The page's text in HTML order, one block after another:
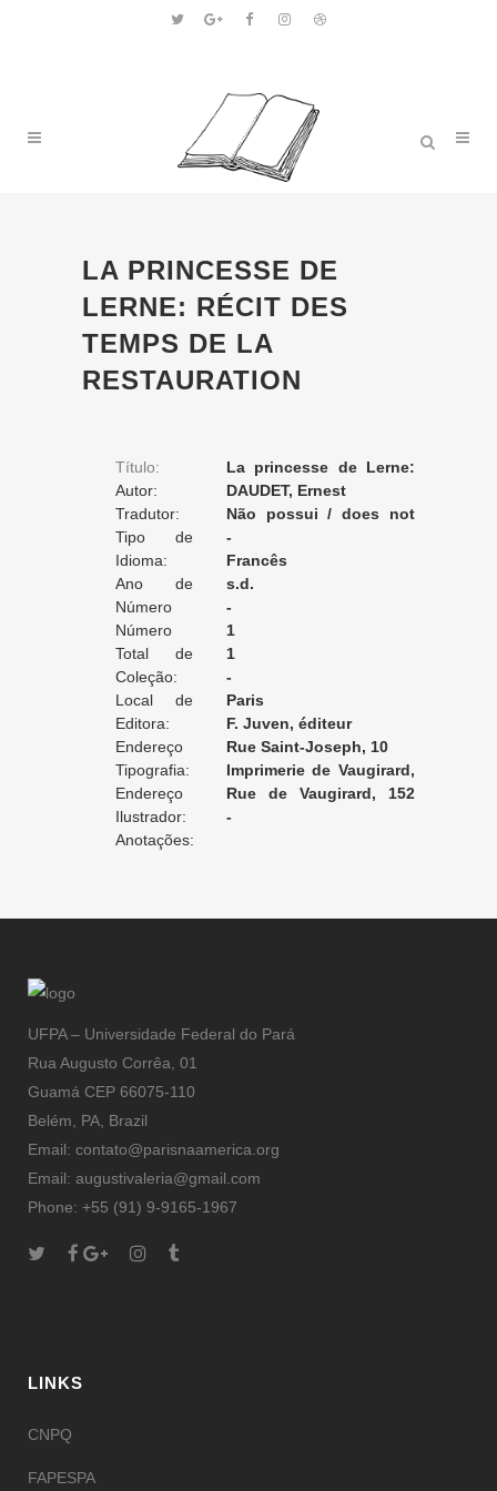
LA PRINCESSE DE
LERNE: RÉCIT DES
TEMPS DE LA
RESTAURATION
Título:
La princesse de Lerne:
récit des temps de la
Restauration
Autor:
DAUDET, Ernest
Tradutor:
Não possui / does not
apply / ne posséde pas
Tipo de
Tradução:
-
Idioma:
Francês
Ano de
Edição:
s.d.
Número
da Edição:
-
Número
do Volume:
1
Total de
Volumes:
1
Coleção:
-
Local de
Edição:
Paris
Editora:
F. Juven, éditeur
Endereço
da Editora:
Rue Saint-Joseph, 10
Tipografia:
Imprimerie de Vaugirard,
G. de Malherbe
Endereço
da Tipografia:
Rue de Vaugirard, 152
[Paris]
Ilustrador:
-
Anotações:
UFPA – Universidade Federal do Pará
Rua Augusto Corrêa, 01
Guamá CEP 66075-110
Belém, PA, Brazil
Email: contato@parisnaamerica.org
Email: augustivaleria@gmail.com
Phone: +55 (91) 9-9165-1967
LINKS
CNPQ
FAPESPA